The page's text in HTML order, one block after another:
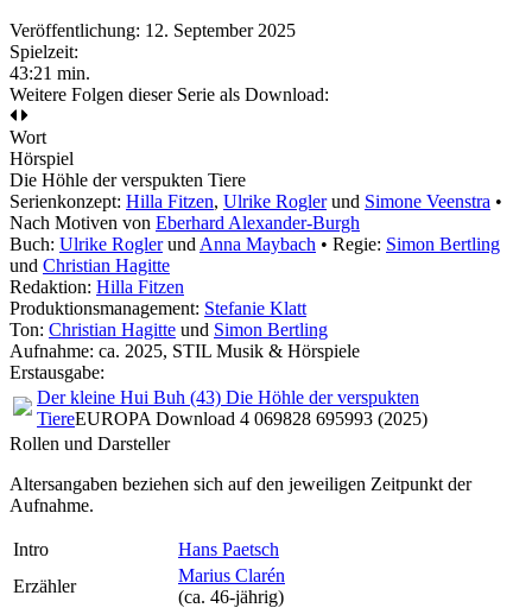
Veröffentlichung: 12. September 2025
Spielzeit:
43:21 min.
Weitere Folgen dieser Serie als Download:
Wort
Hörspiel
Die Höhle der verspukten Tiere
Serienkonzept: Hilla Fitzen, Ulrike Roglerund Simone Veenstra •
Nach Motiven von Eberhard Alexander-Burgh
Buch: Ulrike Roglerund Anna Maybach • Regie: Simon Bertling
und Christian Hagitte
Redaktion: Hilla Fitzen
Produktionsmanagement: Stefanie Klatt
Ton: Christian Hagitte und Simon Bertling
Aufnahme: ca. 2025, STIL Musik & Hörspiele
Erstausgabe:
Der kleine Hui Buh (43) Die Höhle der verspukten
TiereEUROPA Download 4 069828 695993 (2025)
Rollen und Darsteller
Altersangaben beziehen sich auf den jeweiligen Zeitpunkt der
Aufnahme.
Intro
Hans Paetsch
Erzähler
Marius Clarén
(ca. 46‑jährig)